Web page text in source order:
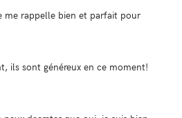
me rappelle bien et parfait pour
ils sont généreux en ce moment!